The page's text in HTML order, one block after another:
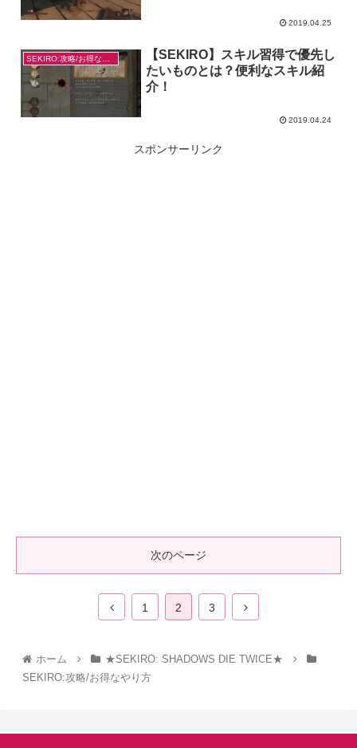
2019.04.25
【SEKIRO】スキル習得で優先し
たいものとは？便利なスキル紹
介！
2019.04.24
スポンサーリンク
次のページ
1 2 3
ホーム
★SEKIRO: SHADOWS DIE TWICE★
SEKIRO:攻略/お得なやり方